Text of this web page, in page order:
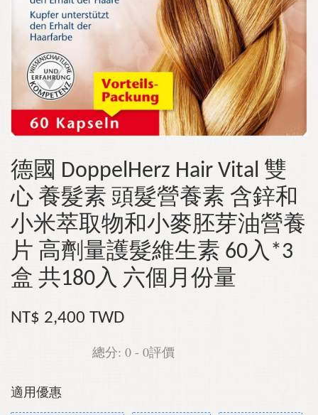
德國 DoppelHerz Hair Vital 雙
心 養髮素 頭髮營養素 含鋅和
小米萃取物和小麥胚芽油營養
片 高劑量護髮維生素 60入*3
盒 共180入 六個月份量
NT$ 2,400 TWD
總分: 0 - 0評價
適用優惠